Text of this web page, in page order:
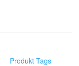
Produkt Tags